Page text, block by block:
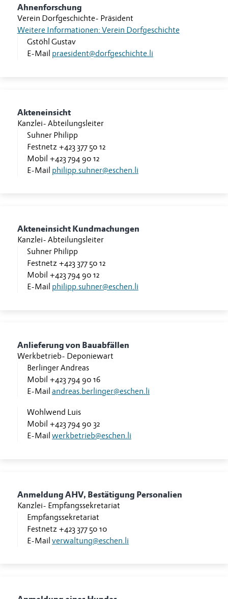
Ahnenforschung
Verein Dorfgeschichte- Präsident
Weitere Informationen: Verein Dorfgeschichte
Gstöhl Gustav
E-Mail praesident@dorfgeschichte.li
Akteneinsicht
Kanzlei- Abteilungsleiter
Suhner Philipp
Festnetz +423 377 50 12
Mobil +423 794 90 12
E-Mail philipp.suhner@eschen.li
Akteneinsicht Kundmachungen
Kanzlei- Abteilungsleiter
Suhner Philipp
Festnetz +423 377 50 12
Mobil +423 794 90 12
E-Mail philipp.suhner@eschen.li
Anlieferung von Bauabfällen
Werkbetrieb- Deponiewart
Berlinger Andreas
Mobil +423 794 90 16
E-Mail andreas.berlinger@eschen.li
Wohlwend Luis
Mobil +423 794 90 32
E-Mail werkbetrieb@eschen.li
Anmeldung AHV, Bestätigung Personalien
Kanzlei- Empfangssekretariat
Empfangssekretariat
Festnetz +423 377 50 10
E-Mail verwaltung@eschen.li